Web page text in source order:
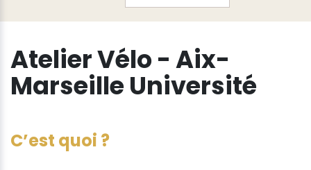
Atelier Vélo - Aix-
Marseille Université
C’est quoi ?